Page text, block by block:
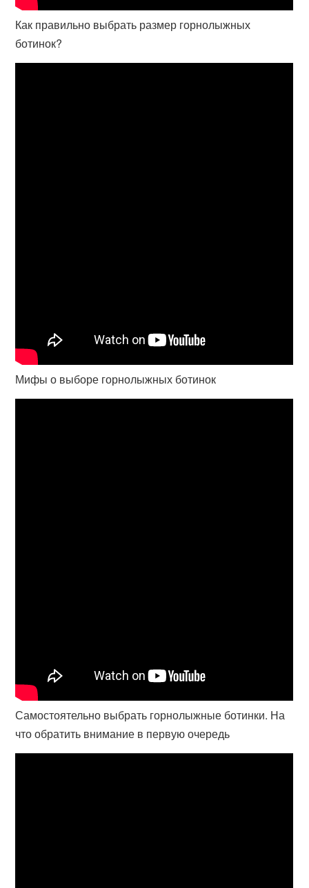
Как правильно выбрать размер горнолыжных
ботинок?
Мифы о выборе горнолыжных ботинок
Самостоятельно выбрать горнолыжные ботинки. На
что обратить внимание в первую очередь